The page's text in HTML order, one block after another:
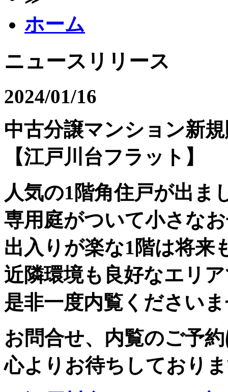
ホーム
ニュースリリース
2024/01/16
中古分譲マンション新
【江戸川台フラット】
人気の1階角住戸が出ま
専用庭がついて小さな
出入りが楽な1階は将来
近隣環境も良好なエリ
是非一度内覧ください
お問合せ、内覧のご予
心よりお待ちしており